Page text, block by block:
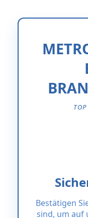
Bestätigen
sind, um auf